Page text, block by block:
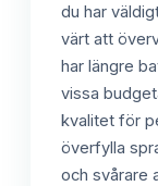
du har
värt att
har längre
vissa
kvalitet för
överfylla
och svårare